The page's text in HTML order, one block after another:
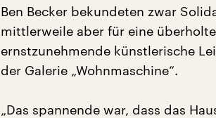
Ben Becker bekundeten zwar
mittlerweile aber für eine
ernstzunehmende künstlerische
der Galerie „Wohnmaschine“.
„Das spannende war, dass das